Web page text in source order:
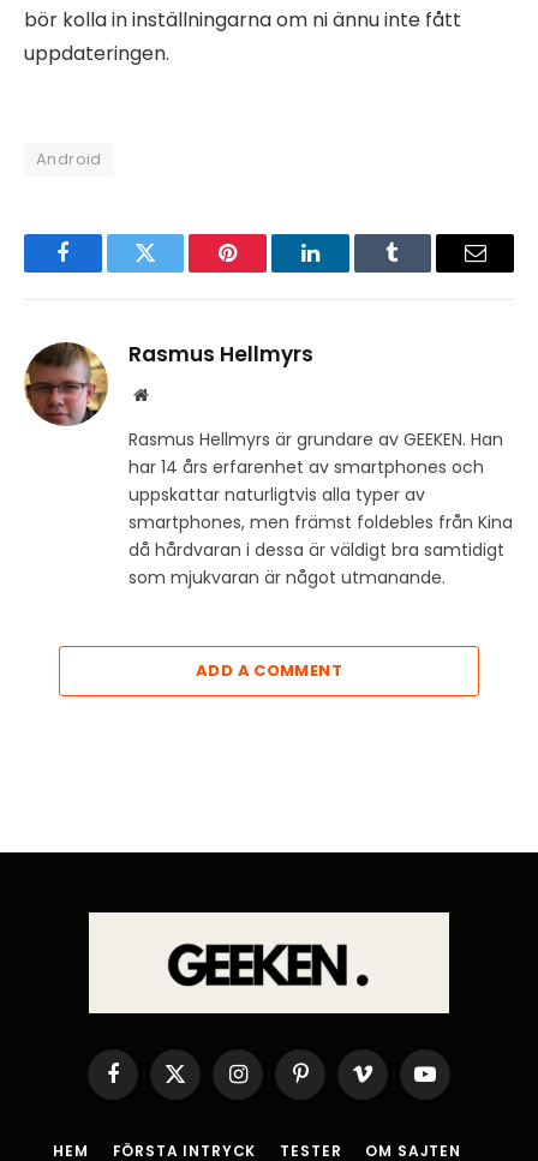
bör kolla in inställningarna om ni ännu inte fått
uppdateringen.
Android
FacebookTwitter Pinterest LinkedInTumblr Email
Rasmus Hellmyrs
Website
Rasmus Hellmyrs är grundare av GEEKEN. Han
har 14 års erfarenhet av smartphones och
uppskattar naturligtvis alla typer av
smartphones, men främst foldebles från Kina
då hårdvaran i dessa är väldigt bra samtidigt
som mjukvaran är något utmanande.
ADD A COMMENT
Facebook
X
(Twitter)
InstagramPinterestVimeo YouTube
HEM FÖRSTA INTRYCK TESTER OM SAJTEN